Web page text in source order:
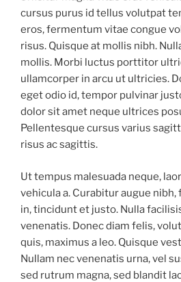
cursus purus id tellus volutpat
eros, fermentum vitae congue
risus. Quisque at mollis nibh.
mollis. Morbi luctus porttitor
ullamcorper in arcu ut ultricies.
eget odio id, tempor pulvinar
dolor sit amet neque ultrices
Pellentesque cursus varius
risus ac sagittis.
Ut tempus malesuada neque,
vehicula a. Curabitur augue
in, tincidunt et justo. Nulla
venenatis. Donec diam felis,
quis, maximus a leo. Quisque
Nullam nec venenatis urna, vel
sed rutrum magna, sed blandit